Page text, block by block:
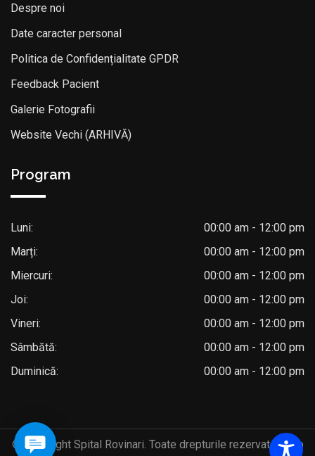
Despre noi
Date caracter personal
Politica de Confidențialitate GPDR
Feedback Pacient
Galerie Fotografii
Website Vechi (ARHIVĂ)
Program
Luni:
00:00 am - 12:00 pm
Marți:
00:00 am - 12:00 pm
Miercuri:
00:00 am - 12:00 pm
Joi:
00:00 am - 12:00 pm
Vineri:
00:00 am - 12:00 pm
Sâmbătă:
00:00 am - 12:00 pm
Duminică:
00:00 am - 12:00 pm
© Copyright Spital Rovinari. Toate drepturile rezervate. Web